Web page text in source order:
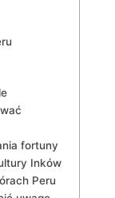
fortuny
Inków
⁤Peru